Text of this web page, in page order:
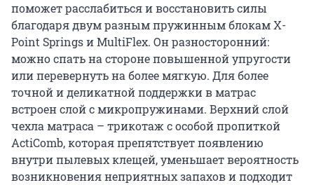
поможет расслабиться и восстановить силы
благодаря двум разным пружинным блокам X-
Point Springs и MultiFlex. Он разносторонний:
можно спать на стороне повышенной упругости
или перевернуть на более мягкую. Для более
точной и деликатной поддержки в матрас
встроен слой с микропружинами. Верхний слой
чехла матраса – трикотаж с особой пропиткой
ActiComb, которая препятствует появлению
внутри пылевых клещей, уменьшает вероятность
возникновения неприятных запахов и подходит